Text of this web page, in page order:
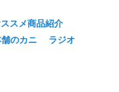
スメ商品紹介
のカニ
ラジオ